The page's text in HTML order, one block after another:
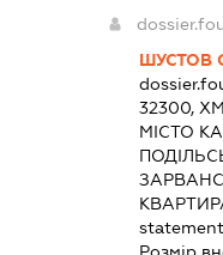
ШУСТОВ
32300,
МІСТО
Розмір